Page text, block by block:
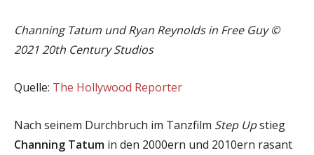
Channing Tatum und Ryan Reynolds in Free Guy ©
2021 20th Century Studios
Quelle: The Hollywood Reporter
Nach seinem Durchbruch im Tanzfilm Step Upstieg
Channing Tatum in den 2000ern und 2010ern rasant